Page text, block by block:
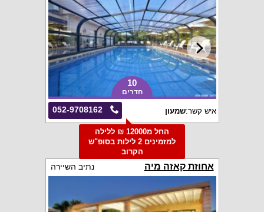
10
חדרים
052-9708162 איש קשר:שמעון
החל מ12000 ₪ ללילה
למזמינים 2 לילות בסופ"ש
הקרוב
אחוזת קאזה מיה נתיב השיירה